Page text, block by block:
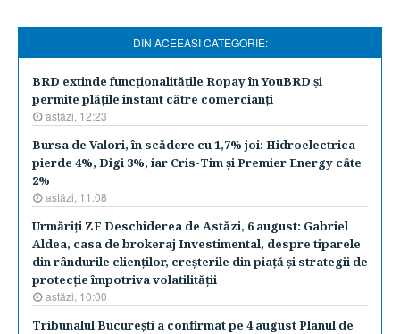
DIN ACEEASI CATEGORIE:
BRD extinde funcţionalităţile Ropay în YouBRD şi
permite plăţile instant către comercianţi
astăzi, 12:23
Bursa de Valori, în scădere cu 1,7% joi: Hidroelectrica
pierde 4%, Digi 3%, iar Cris-Tim şi Premier Energy câte
2%
astăzi, 11:08
Urmăriţi ZF Deschiderea de Astăzi, 6 august: Gabriel
Aldea, casa de brokeraj Investimental, despre tiparele
din rândurile clienţilor, creşterile din piaţă şi strategii de
protecţie împotriva volatilităţii
astăzi, 10:00
Tribunalul Bucureşti a confirmat pe 4 august Planul de